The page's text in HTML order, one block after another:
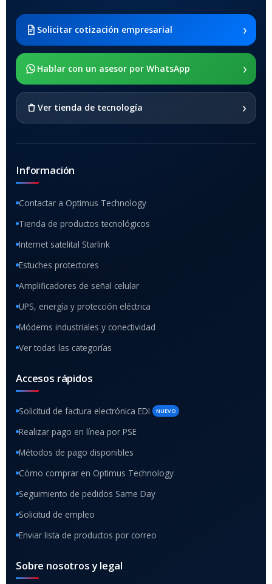
Solicitar cotización empresarial ›
Hablar con un asesor por WhatsApp ›
Ver tienda de tecnología ›
Información
Contactar a Optimus Technology
Tienda de productos tecnológicos
Internet satelital Starlink
Estuches protectores
Amplificadores de señal celular
UPS, energía y protección eléctrica
Módems industriales y conectividad
Ver todas las categorías
Accesos rápidos
Solicitud de factura electrónica EDI NUEVO
Realizar pago en línea por PSE
Métodos de pago disponibles
Cómo comprar en Optimus Technology
Seguimiento de pedidos Same Day
Solicitud de empleo
Enviar lista de productos por correo
Sobre nosotros y legal